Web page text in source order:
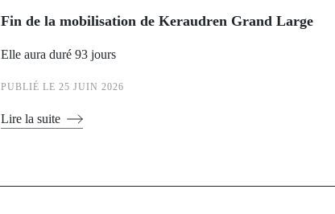
Fin de la mobilisation de Keraudren Grand Large
Elle aura duré 93 jours
PUBLIÉ LE25 JUIN 2026
Lire la suite